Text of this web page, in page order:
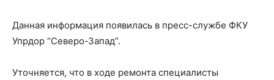
Данная информация появилась в пресс-службе ФКУ
Упрдор “Северо-Запад”.
Уточняется, что в ходе ремонта специалисты